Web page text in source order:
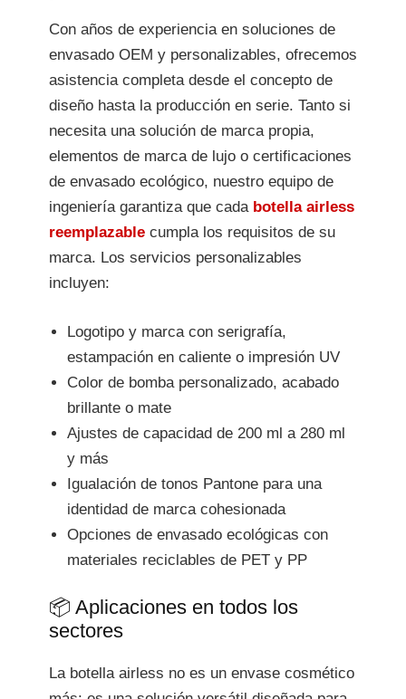
Con años de experiencia en soluciones de
envasado OEM y personalizables, ofrecemos
asistencia completa desde el concepto de
diseño hasta la producción en serie. Tanto si
necesita una solución de marca propia,
elementos de marca de lujo o certificaciones
de envasado ecológico, nuestro equipo de
ingeniería garantiza que cada botella airless
reemplazable cumpla los requisitos de su
marca. Los servicios personalizables
incluyen:
Logotipo y marca con serigrafía,
estampación en caliente o impresión UV
Color de bomba personalizado, acabado
brillante o mate
Ajustes de capacidad de 200 ml a 280 ml
y más
Igualación de tonos Pantone para una
identidad de marca cohesionada
Opciones de envasado ecológicas con
materiales reciclables de PET y PP
📦 Aplicaciones en todos los
sectores
La botella airless no es un envase cosmético